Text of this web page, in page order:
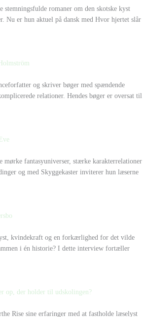
stemningsfulde romaner om den skotske kyst
Nu er hun aktuel på dansk med Hvor hjertet slår
og skriver bøger med spændende
relationer. Hendes bøger er oversat til
mørke fantasyuniverser, stærke karakterrelationer
og med Skyggekaster inviterer hun læserne
kvindekraft og en forkærlighed for det vilde
i én historie? I dette interview fortæller
op, der holder til udskolingen?
Rise sine erfaringer med at fastholde læselyst